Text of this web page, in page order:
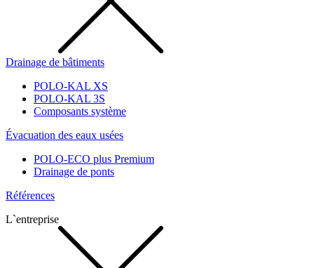
Drainage de bâtiments
POLO-KAL XS
POLO-KAL 3S
Composants système
Évacuation des eaux usées
POLO-ECO plus Premium
Drainage de ponts
Références
L`entreprise